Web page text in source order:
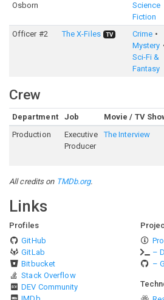
Osborn
Science
Fiction
Officer #2 The X-Files TV
Crime
Mystery
Sci-Fi &
Fantasy
Crew
Department Job Movie / TV
Production
Executive
Producer
The Interview
All credits on TMDb.org.
Links
Profiles
GitHub
GitLab
Bitbucket
Stack Overflow
DEV Community
–
–